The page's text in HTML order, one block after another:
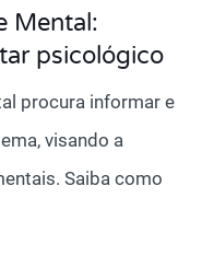
Mental:
psicológico
procura informar e
visando a
Saiba como